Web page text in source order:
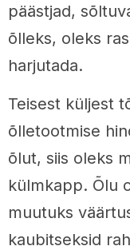
päästjad,
õlleks, oleks
harjutada.
Teisest küljest
õlletootmise
õlut, siis oleks
külmkapp. Õlu
muutuks
kaubitseksid